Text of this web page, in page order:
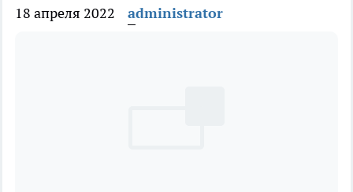
18 апреля 2022 administrator